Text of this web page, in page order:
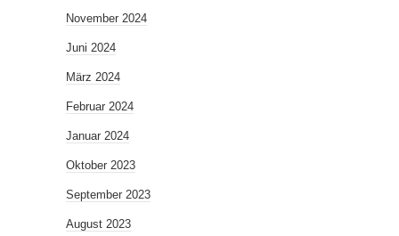
November 2024
Juni 2024
März 2024
Februar 2024
Januar 2024
Oktober 2023
September 2023
August 2023